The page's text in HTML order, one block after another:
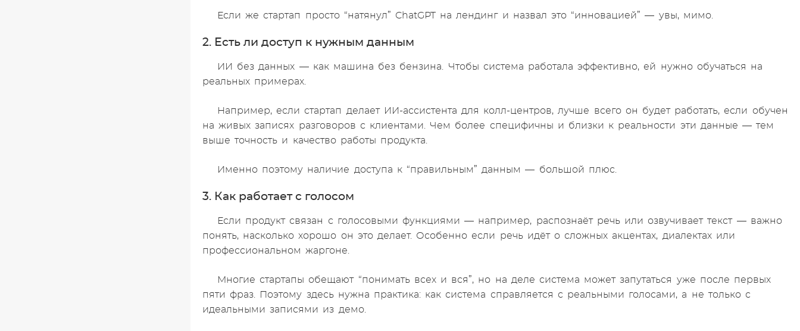
Если же стартап просто “натянул” ChatGPT на лендинг и назвал это “инновацией” — увы, мимо.
2. Есть ли доступ к нужным данным
ИИ без данных — как машина без бензина. Чтобы система работала эффективно, ей нужно обучаться на
реальных примерах.
Например, если стартап делает ИИ-ассистента для колл-центров, лучше всего он будет работать, если обучен
на живых записях разговоров с клиентами. Чем более специфичны и близки к реальности эти данные — тем
выше точность и качество работы продукта.
Именно поэтому наличие доступа к “правильным” данным — большой плюс.
3. Как работает с голосом
Если продукт связан с голосовыми функциями — например, распознаёт речь или озвучивает текст — важно
понять, насколько хорошо он это делает. Особенно если речь идёт о сложных акцентах, диалектах или
профессиональном жаргоне.
Многие стартапы обещают “понимать всех и вся”, но на деле система может запутаться уже после первых
пяти фраз. Поэтому здесь нужна практика: как система справляется с реальными голосами, а не только с
идеальными записями из демо.